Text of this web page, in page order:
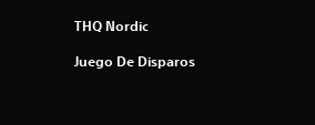
THQ Nordic
Juego De Disparos